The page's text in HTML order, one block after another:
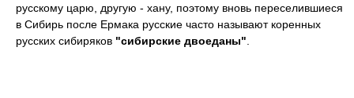
русскому царю, другую - хану, поэтому вновь переселившиеся
в Сибирь после Ермака русские часто называют коренных
русских сибиряков "сибирские двоеданы"